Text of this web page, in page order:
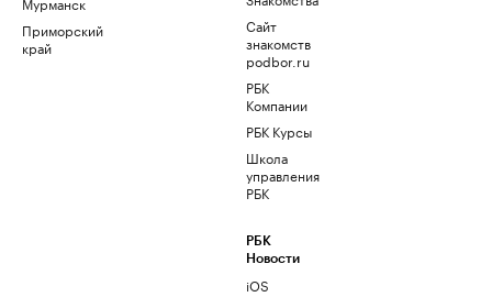
Приморский
край
Сайт
знакомств
podbor.ru
РБК
Компании
РБК Курсы
Школа
управления
РБК
РБК
Новости
iOS